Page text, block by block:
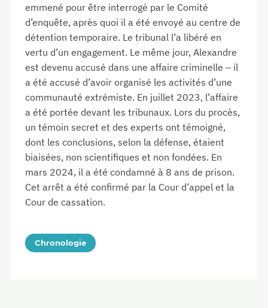
emmené pour être interrogé par le Comité
d’enquête, après quoi il a été envoyé au centre de
détention temporaire. Le tribunal l’a libéré en
vertu d’un engagement. Le même jour, Alexandre
est devenu accusé dans une affaire criminelle – il
a été accusé d’avoir organisé les activités d’une
communauté extrémiste. En juillet 2023, l’affaire
a été portée devant les tribunaux. Lors du procès,
un témoin secret et des experts ont témoigné,
dont les conclusions, selon la défense, étaient
biaisées, non scientifiques et non fondées. En
mars 2024, il a été condamné à 8 ans de prison.
Cet arrêt a été confirmé par la Cour d’appel et la
Cour de cassation.
Chronologie